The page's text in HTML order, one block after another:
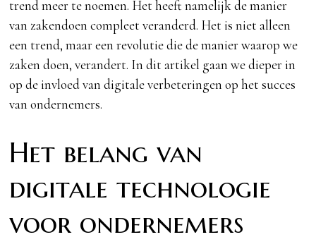
trend meer te noemen. Het heeft namelijk de manier
van zakendoen compleet veranderd. Het is niet alleen
een trend, maar een revolutie die de manier waarop we
zaken doen, verandert. In dit artikel gaan we dieper in
op de invloed van digitale verbeteringen op het succes
van ondernemers.
Het belang van
digitale technologie
voor ondernemers